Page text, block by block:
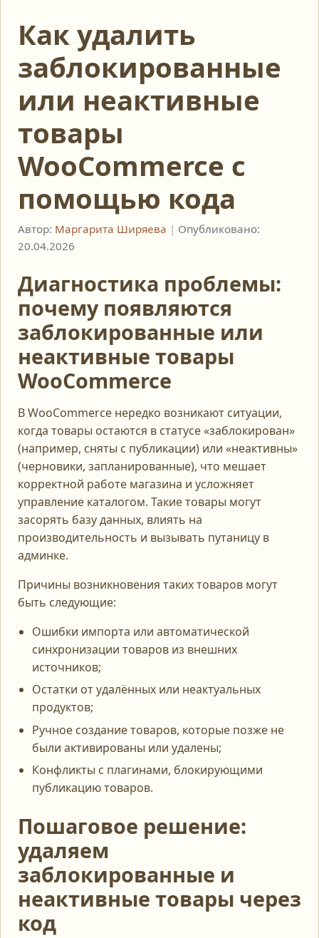
Как удалить
заблокированные
или неактивные
товары
WooCommerce с
помощью кода
Автор: Маргарита Ширяева | Опубликовано:
20.04.2026
Диагностика проблемы:
почему появляются
заблокированные или
неактивные товары
WooCommerce
В WooCommerce нередко возникают ситуации,
когда товары остаются в статусе «заблокирован»
(например, сняты с публикации) или «неактивны»
(черновики, запланированные), что мешает
корректной работе магазина и усложняет
управление каталогом. Такие товары могут
засорять базу данных, влиять на
производительность и вызывать путаницу в
админке.
Причины возникновения таких товаров могут
быть следующие:
Ошибки импорта или автоматической
синхронизации товаров из внешних
источников;
Остатки от удалённых или неактуальных
продуктов;
Ручное создание товаров, которые позже не
были активированы или удалены;
Конфликты с плагинами, блокирующими
публикацию товаров.
Пошаговое решение:
удаляем
заблокированные и
неактивные товары через
код